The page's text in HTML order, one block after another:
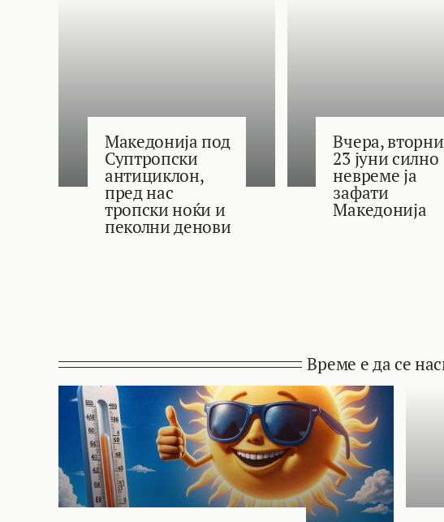
Македонија под
Суптропски
антициклон,
пред нас
тропски ноќи и
пеколни денови
Вчера,
23 јуни силно
невреме ја
зафати
Македонија
Време е да се